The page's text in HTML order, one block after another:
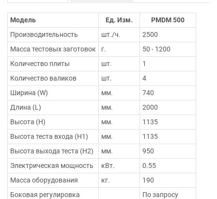
Модель Ед. Изм.
PMDM 500
Производительность
шт./ч.
2500
Масса тестовых заготовок
г.
50 - 1200
Количество плиты
шт.
1
Количество валиков
шт.
4
Ширина (W)
мм.
740
Длина (L)
мм.
2000
Высота (H)
мм.
1135
Высота теста входа (H1)
мм.
1135
Высота выхода теста (H2)
мм.
950
Электрическая мощность
кВт.
0.55
Масса оборудования
кг.
190
Боковая регулировка
По запросу